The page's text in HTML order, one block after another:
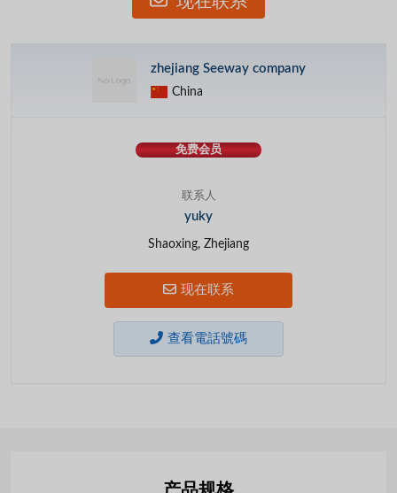
zhejiang Seeway company
China
免费会员
联系人
yuky
Shaoxing, Zhejiang
现在联系
查看電話號碼